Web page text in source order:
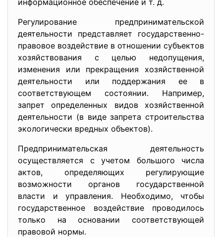
информационное обеспечение и т. д.
Регулирование предпринимательской
деятельности представляет государственно-
правовое воздействие в отношении субъектов
хозяйствования с целью недопущения,
изменения или прекращения хозяйственной
деятельности или поддержания ее в
соответствующем состоянии. Например,
запрет определенных видов хозяйственной
деятельности (в виде запрета строительства
экологически вредных объектов).
Предпринимательская деятельность
осуществляется с учетом большого числа
актов, определяющих регулирующие
возможности органов государственной
власти и управления. Необходимо, чтобы
государственное воздействие проводилось
только на основании соответствующей
правовой нормы.